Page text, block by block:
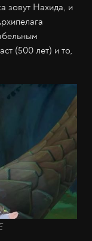
зовут Нахида, и
(500 лет) и то,